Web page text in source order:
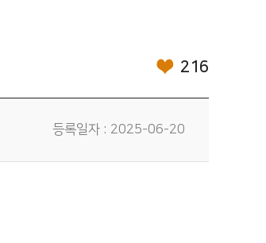
216
등록일자 : 2025-06-20